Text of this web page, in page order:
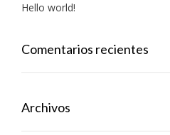
Hello world!
Comentarios recientes
Archivos